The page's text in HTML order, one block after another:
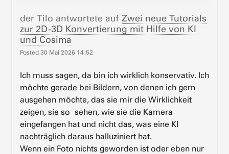
der Tilo antwortete aufZwei neue Tutorials
zur 2D-3D Konvertierung mit Hilfe von KI
und Cosima
Posted30 Mai 2026 14:52
Ich muss sagen, da bin ich wirklich konservativ. Ich
möchte gerade bei Bildern, von denen ich gern
ausgehen möchte, das sie mir die Wirklichkeit
zeigen, sie so sehen, wie sie die Kamera
eingefangen hat und nicht das, was eine KI
nachträglich daraus halluziniert hat.
Wenn ein Foto nichts geworden ist oder eben nur